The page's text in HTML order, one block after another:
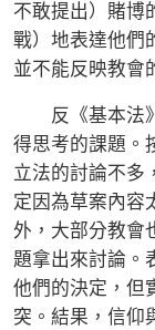
不敢提出）賭博
戰）地表達他們
並不能反映教會
反《基本法》
得思考的課題。
立法的討論不多
定因為草案內容
外，大部分教會
題拿出來討論。
他們的決定，但
突。結果，信仰